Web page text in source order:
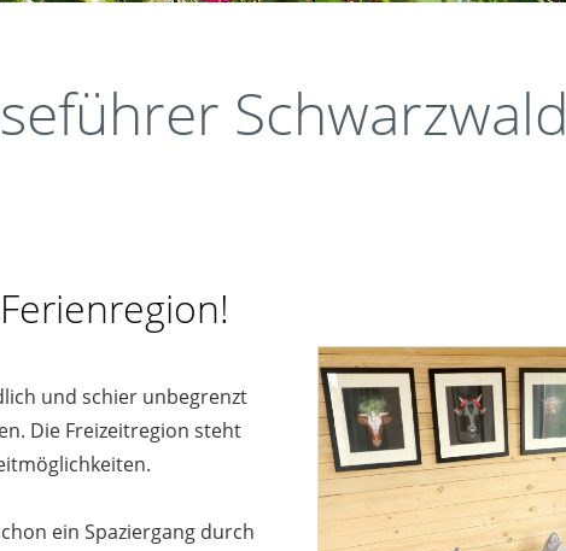
Schwarzwald
und schier unbegrenzt
Die Freizeitregion steht
ein Spaziergang durch